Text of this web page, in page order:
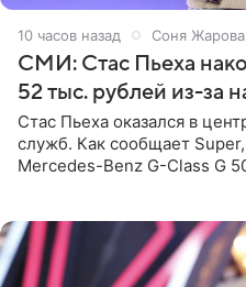
10 часов назад Соня Жарова
СМИ: Стас Пьеха
52 тыс. рублей из-за
Стас Пьеха оказался в
служб. Как сообщает
Mercedes-Benz G-Class G